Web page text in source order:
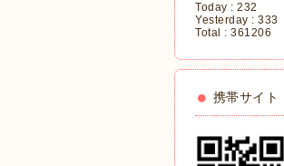
Today : 232
Yesterday : 333
Total : 361206
携帯サイト